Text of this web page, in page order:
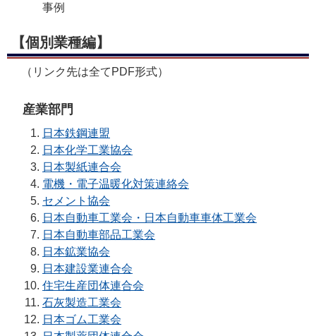
事例
【個別業種編】
（リンク先は全てPDF形式）
産業部門
日本鉄鋼連盟
日本化学工業協会
日本製紙連合会
電機・電子温暖化対策連絡会
セメント協会
日本自動車工業会・日本自動車車体工業会
日本自動車部品工業会
日本鉱業協会
日本建設業連合会
住宅生産団体連合会
石灰製造工業会
日本ゴム工業会